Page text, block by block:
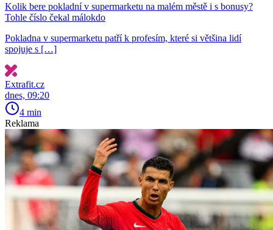
Kolik bere pokladní v supermarketu na malém městě i s bonusy?
Tohle číslo čekal málokdo
Pokladna v supermarketu patří k profesím, které si většina lidí
spojuje s […]
Extrafit.cz
dnes, 09:20
4 min
Reklama